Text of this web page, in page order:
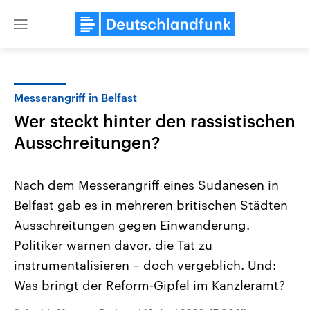
Close
Landtagswahl Sachsen-Anhalt
2026
Alle Informationen
September 2026 einen neuen
Bundesland von einer Koalition aus
USA
Aktuelle Beiträge,
Hintergründe
Wirtschaftlich und
gehören die Vereinigten
mit großem Einfluss auf
Messerangriff in Belfast
Wer steckt hinter den rassistischen
Ausschreitungen?
Nach dem Messerangriff eines Sudanesen in
Belfast gab es in mehreren britischen Städten
Ausschreitungen gegen Einwanderung.
Politiker warnen davor, die Tat zu
instrumentalisieren – doch vergeblich. Und:
Was bringt der Reform-Gipfel im Kanzleramt?